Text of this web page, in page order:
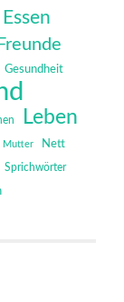
Essen
Freunde
Gesundheit
Leben
Mutter Nett
Sprichwörter